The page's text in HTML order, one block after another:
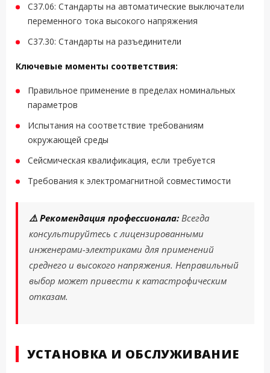
C37.06: Стандарты на автоматические выключатели
переменного тока высокого напряжения
C37.30: Стандарты на разъединители
Ключевые моменты соответствия:
Правильное применение в пределах номинальных
параметров
Испытания на соответствие требованиям
окружающей среды
Сейсмическая квалификация, если требуется
Требования к электромагнитной совместимости
⚠️ Рекомендация профессионала:Всегда
консультируйтесь с лицензированными
инженерами-электриками для применений
среднего и высокого напряжения. Неправильный
выбор может привести к катастрофическим
отказам.
УСТАНОВКА И ОБСЛУЖИВАНИЕ